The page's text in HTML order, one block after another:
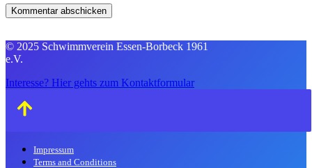
© 2025 Schwimmverein Essen-Borbeck 1961
e.V.
Interesse? Hier gehts zum Kontaktformular
Impressum
Terms and Conditions